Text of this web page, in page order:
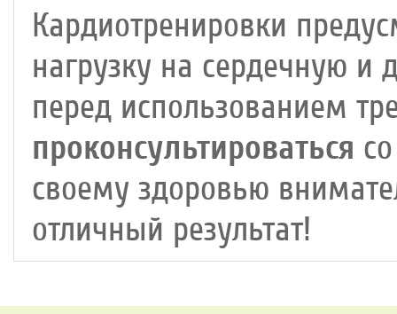
Кардиотренировки
нагрузку на сердечную и
перед использованием
проконсультироваться
своему здоровью
отличный результат!